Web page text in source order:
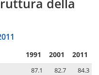
della
1991 2001 2011
87.1 82.7
84.3